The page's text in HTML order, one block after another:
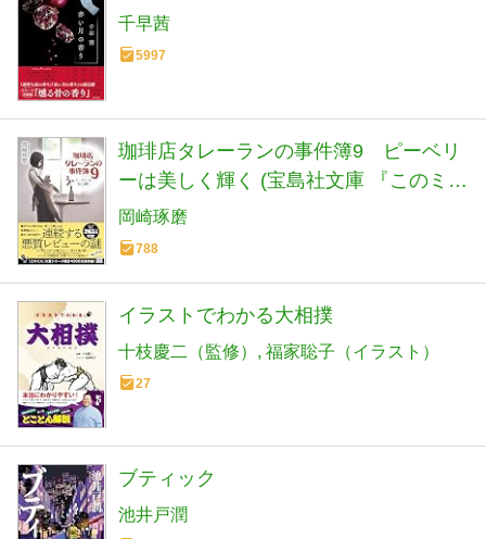
千早茜
5997
珈琲店タレーランの事件簿9 ピーベリ
ーは美しく輝く (宝島社文庫 『このミ
ス』大賞シリーズ)
岡崎琢磨
788
イラストでわかる大相撲
十枝慶二（監修） 福家聡子（イラスト）
27
ブティック
池井戸潤